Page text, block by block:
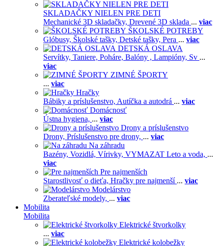
SKLADAČKY NIELEN PRE DETI
Mechanické 3D skladačky, Drevené 3D sklada ... viac
ŠKOLSKÉ POTREBY
Glóbusy, Školské tašky, Detské tašky, Pera ... viac
DETSKÁ OSLAVA
Servítky, Taniere, Poháre, Balóny , Lampióny, Sv ...
viac
ZIMNÉ ŠPORTY
... viac
Hračky
Bábiky a príslušenstvo, Autíčka a autodrá ... viac
Domácnosť
Ústna hygiena, ... viac
Drony a príslušenstvo
Drony, Príslušenstvo pre drony, ... viac
Na záhradu
Bazény, Vozidlá, Vírivky, VYMAZAT Leto a voda, ...
viac
Pre najmenších
Starostlivosť o dieťa, Hračky pre najmenší ... viac
Modelárstvo
Zberateľské modely, ... viac
Mobilita
Mobilita
Elektrické štvorkolky
... viac
Elektrické kolobežky